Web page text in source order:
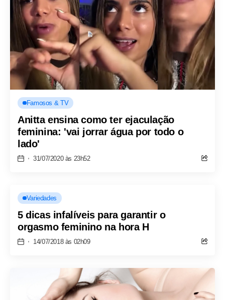
Famosos & TV
Anitta ensina como ter ejaculação
feminina: 'vai jorrar água por todo o
lado'
31/07/2020 às 23h52
Variedades
5 dicas infalíveis para garantir o
orgasmo feminino na hora H
14/07/2018 às 02h09